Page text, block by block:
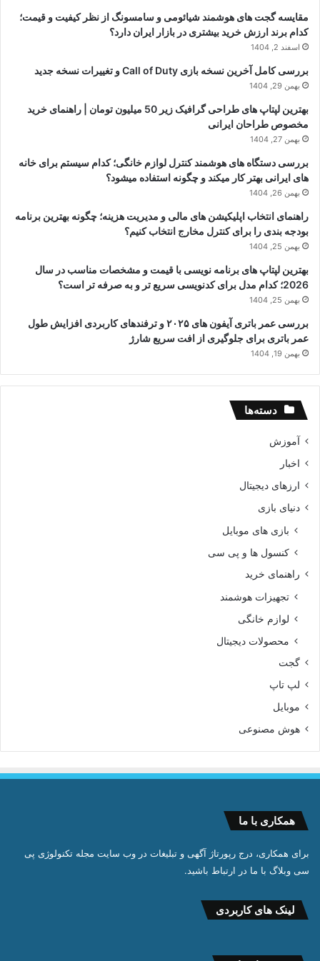
مقایسه گجت های هوشمند شیائومی و سامسونگ از نظر کیفیت و قیمت؛
کدام برند ارزش خرید بیشتری در بازار ایران دارد؟
اسفند 2, 1404
بررسی کامل آخرین نسخه بازی Call of Duty و تغییرات نسخه جدید
بهمن 29, 1404
بهترین لپتاپ های طراحی گرافیک زیر 50 میلیون تومان | راهنمای خرید
مخصوص طراحان ایرانی
بهمن 27, 1404
بررسی دستگاه های هوشمند کنترل لوازم خانگی؛ کدام سیستم برای خانه
های ایرانی بهتر کار میکند و چگونه استفاده میشود؟
بهمن 26, 1404
راهنمای انتخاب اپلیکیشن های مالی و مدیریت هزینه؛ چگونه بهترین برنامه
بودجه بندی را برای کنترل مخارج انتخاب کنیم؟
بهمن 25, 1404
بهترین لپتاپ های برنامه نویسی با قیمت و مشخصات مناسب در سال
2026؛ کدام مدل برای کدنویسی سریع تر و به صرفه تر است؟
بهمن 25, 1404
بررسی عمر باتری آیفون های ۲۰۲۵ و ترفندهای کاربردی افزایش طول
عمر باتری برای جلوگیری از افت سریع شارژ
بهمن 19, 1404
دسته‌ها
آموزش
اخبار
ارزهای دیجیتال
دنیای بازی
بازی های موبایل
کنسول ها و پی سی
راهنمای خرید
تجهیزات هوشمند
لوازم خانگی
محصولات دیجیتال
گجت
لپ تاپ
موبایل
هوش مصنوعی
همکاری با ما
برای همکاری، درج رپورتاژ آگهی و تبلیغات در وب سایت مجله تکنولوژی پی
سی وبلاگ با ما در ارتباط باشید.
لینک های کاربردی